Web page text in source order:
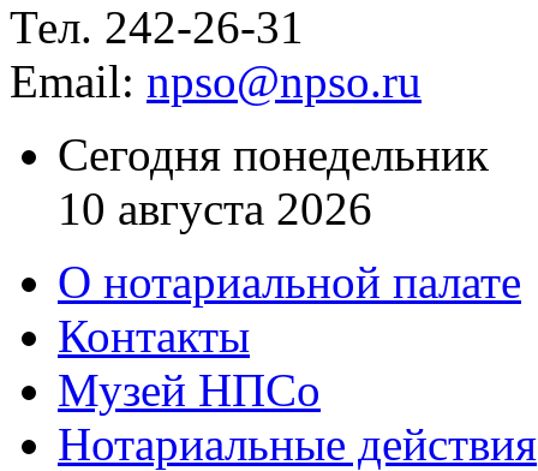
Тел. 242-26-31
Email: npso@npso.ru
Сегодня понедельник
10 августа 2026
О нотариальной палате
Контакты
Музей НПСо
Нотариальные действия